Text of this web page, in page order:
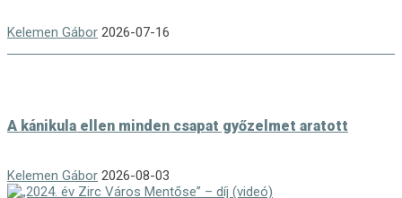
Kelemen Gábor 2026-07-16
A kánikula ellen minden csapat győzelmet aratott
Kelemen Gábor 2026-08-03